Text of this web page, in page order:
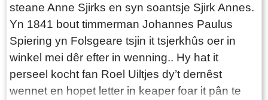
steane Anne Sjirks en syn soantsje Sjirk Annes.
Yn 1841 bout timmerman Johannes Paulus
Spiering yn Folsgeare tsjin it tsjerkhûs oer in
winkel mei dêr efter in wenning.. Hy hat it
perseel kocht fan Roel Uiltjes dy’t dernêst
wennet en hopet letter in keaper foar it pân te